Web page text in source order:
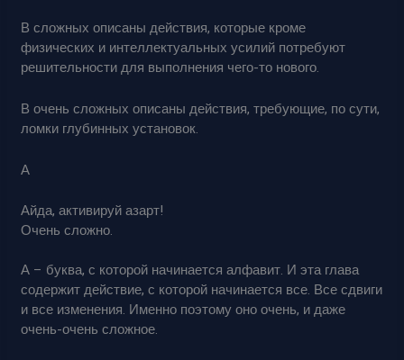
В сложных описаны действия, которые кроме
физических и интеллектуальных усилий потребуют
решительности для выполнения чего-то нового.
В очень сложных описаны действия, требующие, по сути,
ломки глубинных установок.
А
Айда, активируй азарт!
Очень сложно.
А – буква, с которой начинается алфавит. И эта глава
содержит действие, с которой начинается все. Все сдвиги
и все изменения. Именно поэтому оно очень, и даже
очень-очень сложное.